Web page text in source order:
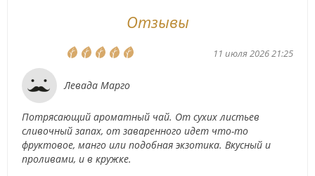
Отзывы
11 июля 2026 21:25
Левада Марго
Потрясающий ароматный чай. От сухих листьев
сливочный запах, от заваренного идет что-то
фруктовое, манго или подобная экзотика. Вкусный и
проливами, и в кружке.